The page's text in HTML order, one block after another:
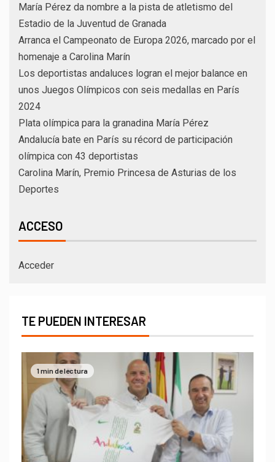
María Pérez da nombre a la pista de atletismo del
Estadio de la Juventud de Granada
Arranca el Campeonato de Europa 2026, marcado por el
homenaje a Carolina Marín
Los deportistas andaluces logran el mejor balance en
unos Juegos Olímpicos con seis medallas en París
2024
Plata olímpica para la granadina María Pérez
Andalucía bate en París su récord de participación
olímpica con 43 deportistas
Carolina Marín, Premio Princesa de Asturias de los
Deportes
ACCESO
Acceder
TE PUEDEN INTERESAR
1 min de lectura